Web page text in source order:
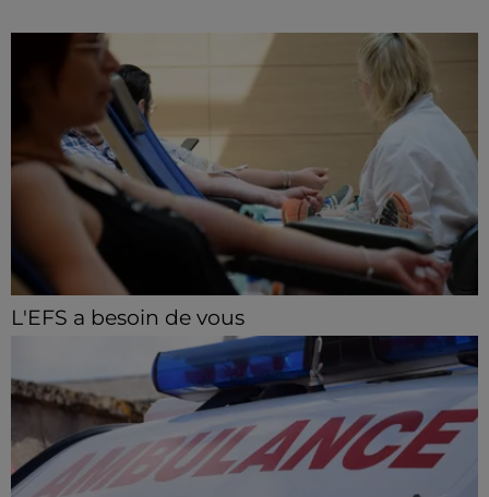
L'EFS a besoin de vous
Les collectes de sang restent en tension en Eure-et-
Loir, avec de nombreux créneaux à réserver.